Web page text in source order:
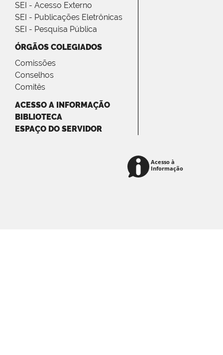
SEI - Acesso Externo
SEI - Publicações Eletrônicas
SEI - Pesquisa Pública
ÓRGÃOS COLEGIADOS
Comissões
Conselhos
Comitês
ACESSO A INFORMAÇÃO
BIBLIOTECA
ESPAÇO DO SERVIDOR